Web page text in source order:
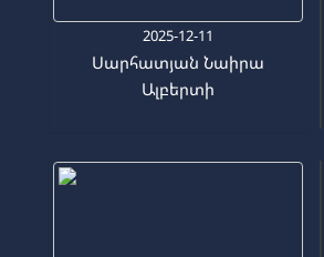
2025-12-11
Սարհատյան Նաիրա
Ալբերտի